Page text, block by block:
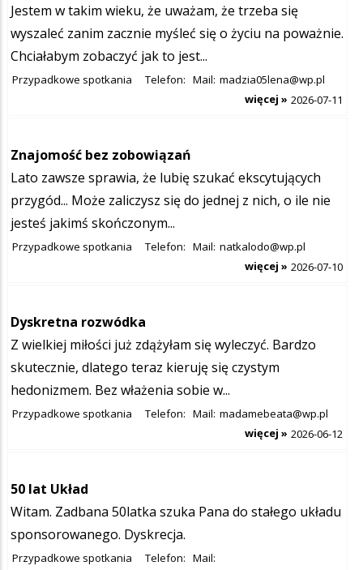
Jestem w takim wieku, że uważam, że trzeba się
wyszaleć zanim zacznie myśleć się o życiu na poważnie.
Chciałabym zobaczyć jak to jest...
Przypadkowe spotkania Telefon: Mail: madzia05lena@wp.pl
2026-07-11
więcej »
Znajomość bez zobowiązań
Lato zawsze sprawia, że lubię szukać ekscytujących
przygód... Może zaliczysz się do jednej z nich, o ile nie
jesteś jakimś skończonym...
Przypadkowe spotkania Telefon: Mail: natkalodo@wp.pl
2026-07-10
więcej »
Dyskretna rozwódka
Z wielkiej miłości już zdążyłam się wyleczyć. Bardzo
skutecznie, dlatego teraz kieruję się czystym
hedonizmem. Bez włażenia sobie w...
Przypadkowe spotkania Telefon: Mail: madamebeata@wp.pl
2026-06-12
więcej »
50 lat Układ
Witam. Zadbana 50latka szuka Pana do stałego układu
sponsorowanego. Dyskrecja.
Przypadkowe spotkania Telefon: Mail: